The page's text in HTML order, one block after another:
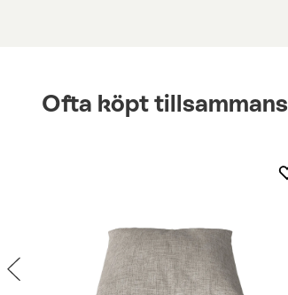
Ofta köpt tillsammans